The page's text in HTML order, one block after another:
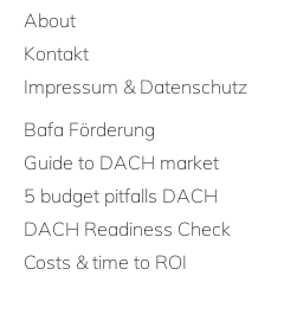
About
Kontakt
Impressum & Datenschutz
Bafa Förderung
Guide to DACH market
5 budget pitfalls DACH
DACH Readiness Check
Costs & time to ROI